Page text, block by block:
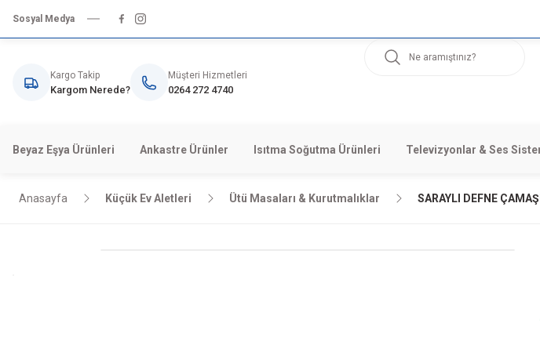
Sosyal Medya
Kargo Takip
Kargom Nerede?
Müşteri Hizmetleri
0264 272 4740
Beyaz Eşya Ürünleri Ankastre Ürünler Isıtma Soğutma Ürünleri Televizyonlar & Ses
Anasayfa Küçük Ev Aletleri Ütü Masaları & Kurutmalıklar SARAYLI DEFNE